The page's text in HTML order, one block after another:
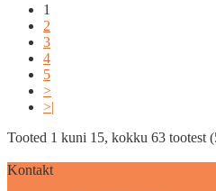
1
2
3
4
5
>
>|
Tooted 1 kuni 15, kokku 63 tootest
Kontakt